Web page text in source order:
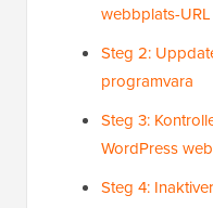
webbplats-URL
Steg 2:
programvara
Steg 3:
WordPress
Steg 4: